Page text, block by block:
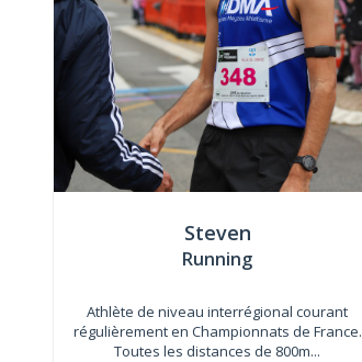
Steven
Running
Athlète de niveau interrégional courant
régulièrement en Championnats de France.
Toutes les distances de 800m...